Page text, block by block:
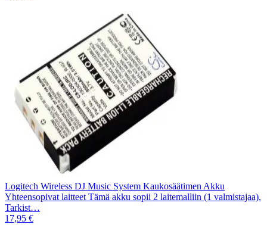
Logitech Wireless DJ Music System Kaukosäätimen Akku
Yhteensopivat laitteet Tämä akku sopii 2 laitemalliin (1 valmistajaa).
Tarkist…
17,95 €